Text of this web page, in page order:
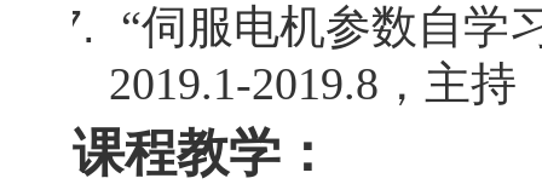
“伺服电机参数自学
2019.1-2019.8 ，主持
课程教学：